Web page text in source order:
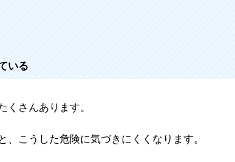
いる
くさんあります。
、こうした危険に気づきにくくなります。